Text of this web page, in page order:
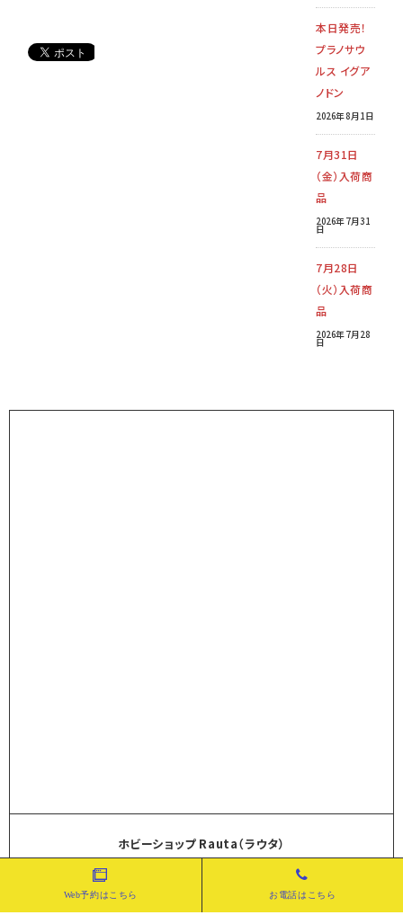
本日発売！
プラノサウ
ルス イグア
ノドン
2026年8月1日
7月31日
（金）入荷商
品
2026年7月31
日
7月28日
（火）入荷商
品
2026年7月28
日
ホビーショップ Rauta（ラウタ）
〒662-0052 兵庫県西宮市霞町5-44 2F
Web予約はこちら お電話はこちら